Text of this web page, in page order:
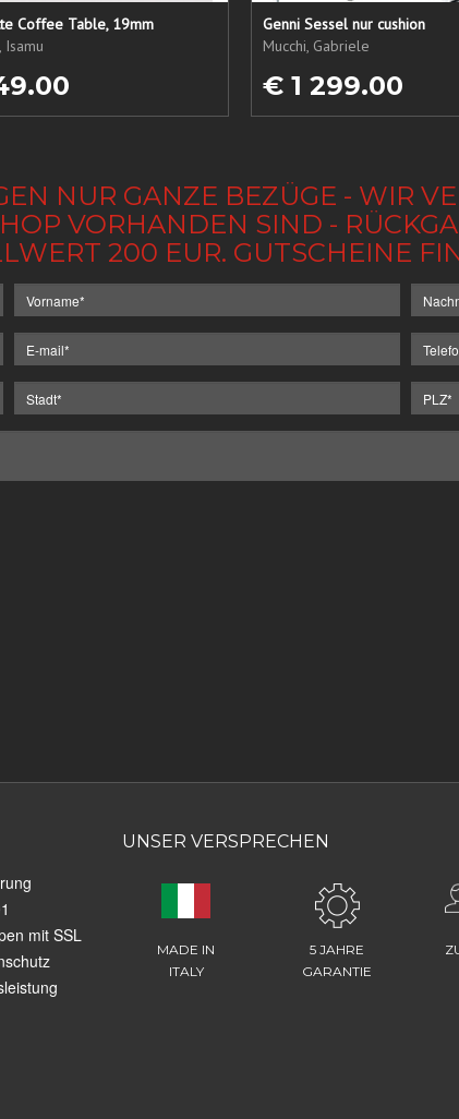
Coffee Table, 19mm
Isamu
Genni Sessel nur cushion
Mucchi, Gabriele
€ 1 299.00
NUR GANZE BEZÜGE - WIR
VORHANDEN SIND -
200 EUR. GUTSCHEINE
mit SSL
UNSER VERSPRECHEN
MADE IN
ITALY
5 JAHRE
GARANTIE